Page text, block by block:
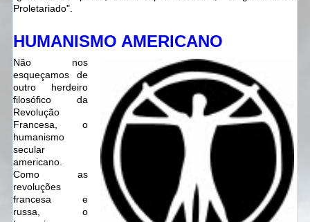
Proletariado".
HUMANISMO AMERICANO
Não nos
esqueçamos de
outro herdeiro
filosófico da
Revolução
Francesa, o
humanismo
secular
americano.
Como as
revoluções
francesa e
russa, o